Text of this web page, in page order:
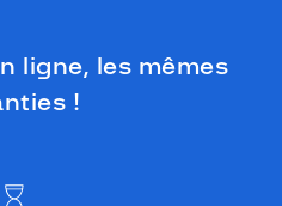
ligne, les mêmes
!